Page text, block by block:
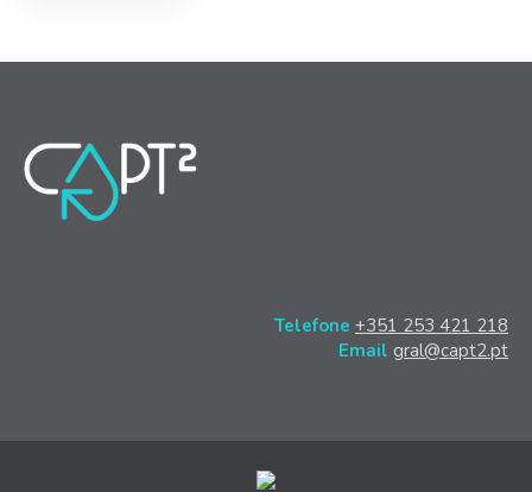
Telefone +351 253 421 218
Email gral@capt2.pt